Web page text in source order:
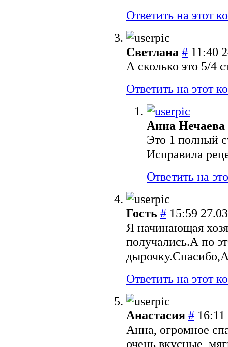
Ответить на этот
Светлана # 11:40
А сколько это 5/4
Ответить на этот
Анна Нечаева
Это 1 полный
Исправила
Ответить на
Гость # 15:59
Я начинающая
получались.А по
Ответить на этот
Анастасия #
Анна, огромное
очень вкусные,